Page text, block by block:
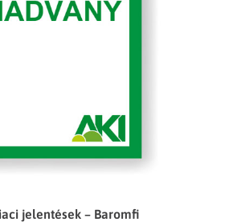
jelentések – Baromfi